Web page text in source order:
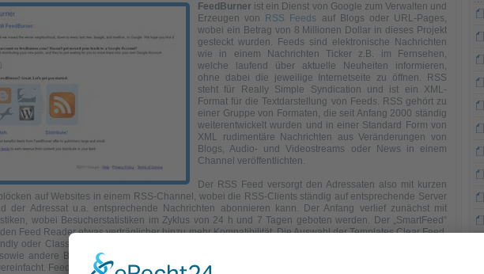
FeedBurner ist ein Dienst von Google zum Verwalten und
Erzeugen von
RSS Feeds
auf Blogs oder URL-Pages,
wobei ein Betrag von 8 Millionen Dollar in dieses Projekt
gesteckt wurden. Feeds sind elektronische Nachrichten
wie in einem Nachrichten Ticker z.B. im Fernsehen,
welche laufend über aktuelle Neuheiten informieren,
ohne dabei die jeweilige Internetseite zu öffnen. RSS
steht für Really Simple Syndication und ist ein XML-
Format für die Textdarstellung von Feeds. RSS gehört zu
einer Gruppe von Formaten, die seit Anfang 2000 ständig
weiterentwickelt wurden und in einer Standard Form von
XML rudimentäre Nachrichten aus Veränderungen von
Blogs, Audio- und Videostreams oder News in einem
Channel veröffentlichten.
Der RSS Feed versorgt den Adressaten also mit kurzen
auf Websites in einem RSS-Channel, wobei die RSS-Clients ständig auf entsprechende Server
der Adressat u.a. entsprechende Nachrichten abonnieren kann. Der Anfang verlief zunächst mit
wobei Besucherstatistiken im Zyklus von 24 h und 7 Tagen geboten werden. Der „SmartFeed“
Feed Reader etwas verträglicher hinzu mehr Kompatibilität. Die Auswahl der Templates Clear Feed,
oder Classic wird durch den Browser Friendly Burner vorgenommen, Smart Cast deaktiviert den
andere Browser Einstellungen, dafür wird aber das Podcasting zu Musik-, Video-, Torrent oder
FeedBurner kann aber weitaus mehr als nur das Brennen und Verwalten des RSS Feed.